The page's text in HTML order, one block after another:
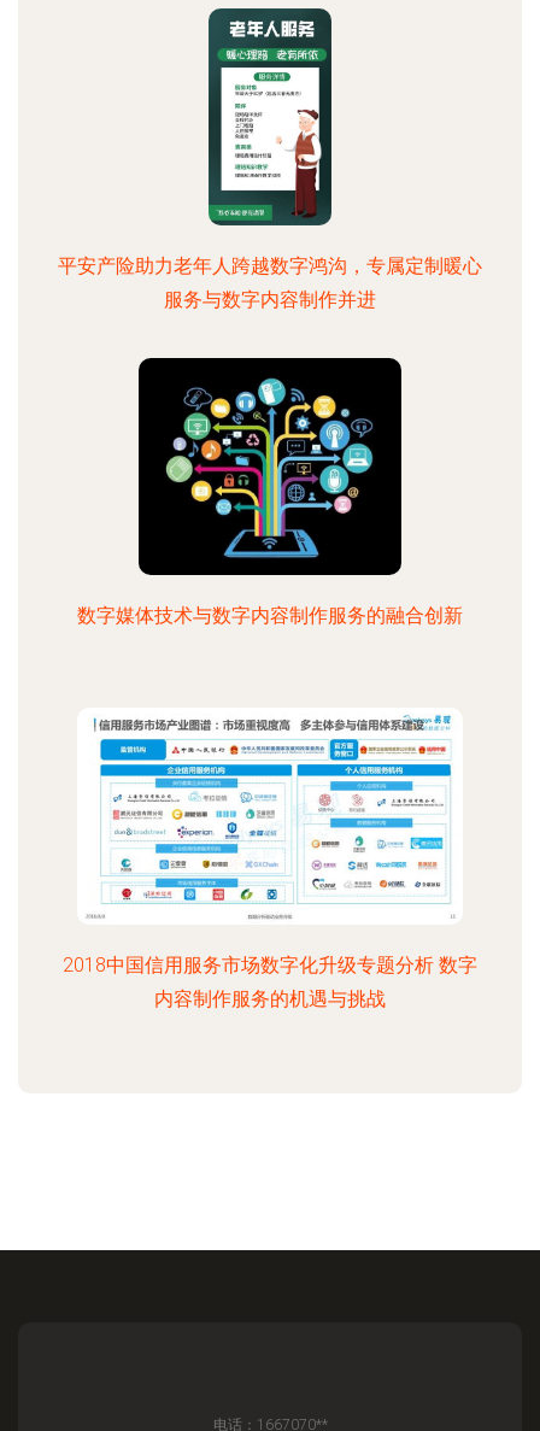
平安产险助力老年人跨越数字鸿沟，专属定制暖心
服务与数字内容制作并进
数字媒体技术与数字内容制作服务的融合创新
2018中国信用服务市场数字化升级专题分析 数字
内容制作服务的机遇与挑战
电话：1667070**